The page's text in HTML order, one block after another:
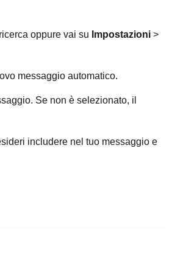
oppure vai su Impostazioni >
messaggio automatico.
Se non è selezionato, il
includere nel tuo messaggio e